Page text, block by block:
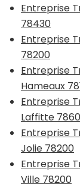
Entreprise
78430
Entreprise
78200
Entreprise
Hameaux
Entreprise
Laffitte
Entreprise
Jolie 78200
Entreprise
Ville 78200